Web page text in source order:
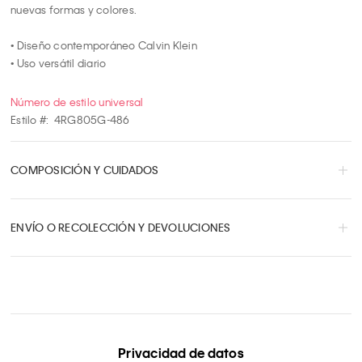
10
nuevas formas y colores.
• Diseño contemporáneo Calvin Klein
• Uso versátil diario
Número de estilo universal
Estilo #: 4RG805G-486
COMPOSICIÓN Y CUIDADOS
ENVÍO O RECOLECCIÓN Y DEVOLUCIONES
Privacidad de datos